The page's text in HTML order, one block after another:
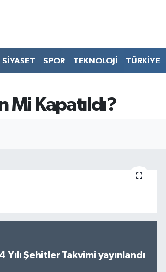
SİYASET SPOR TEKNOLOJİ TÜRKİYE
Mi Kapatıldı?
Şehitler Takvimi yayınlandı